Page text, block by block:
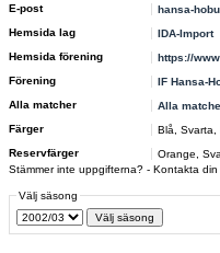
E-post
hansa-
Hemsida lag
IDA-Import
Hemsida förening
https://
Förening
IF Hansa-
Alla matcher
Alla
Färger
Blå, Svarta,
Reservfärger
Orange,
Stämmer inte uppgifterna? - Kontakta
Välj säsong